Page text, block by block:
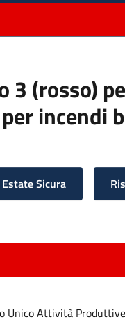
(rosso)
incendi
Sicura
Unico Attività